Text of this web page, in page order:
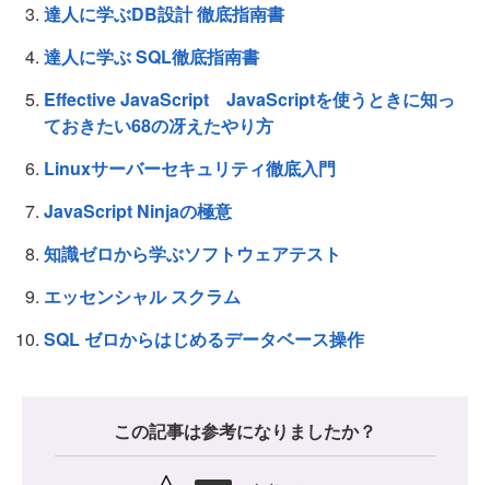
達人に学ぶDB設計 徹底指南書
達人に学ぶ SQL徹底指南書
Effective JavaScript JavaScriptを使うときに知っ
ておきたい68の冴えたやり方
Linuxサーバーセキュリティ徹底入門
JavaScript Ninjaの極意
知識ゼロから学ぶソフトウェアテスト
エッセンシャル スクラム
SQL ゼロからはじめるデータベース操作
この記事は参考になりましたか？